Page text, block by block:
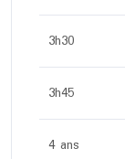
3h30
3h45
4 ans